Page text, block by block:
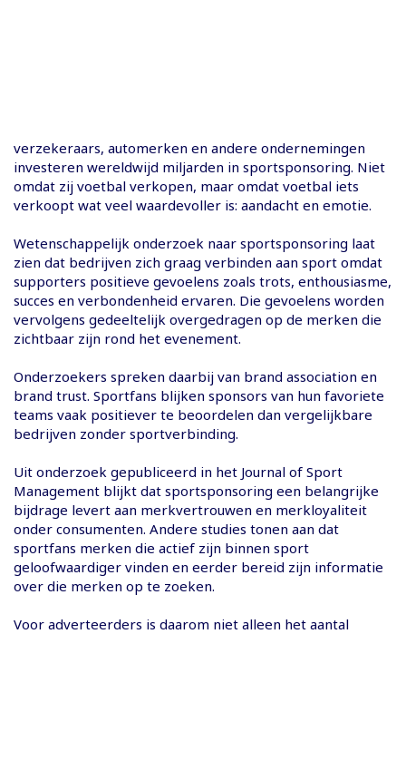
verzekeraars, automerken en andere ondernemingen
investeren wereldwijd miljarden in sportsponsoring. Niet
omdat zij voetbal verkopen, maar omdat voetbal iets
verkoopt wat veel waardevoller is: aandacht en emotie.
Wetenschappelijk onderzoek naar sportsponsoring laat
zien dat bedrijven zich graag verbinden aan sport omdat
supporters positieve gevoelens zoals trots, enthousiasme,
succes en verbondenheid ervaren. Die gevoelens worden
vervolgens gedeeltelijk overgedragen op de merken die
zichtbaar zijn rond het evenement.
Onderzoekers spreken daarbij van brand association en
brand trust. Sportfans blijken sponsors van hun favoriete
teams vaak positiever te beoordelen dan vergelijkbare
bedrijven zonder sportverbinding.
Uit onderzoek gepubliceerd in het Journal of Sport
Management blijkt dat sportsponsoring een belangrijke
bijdrage levert aan merkvertrouwen en merkloyaliteit
onder consumenten. Andere studies tonen aan dat
sportfans merken die actief zijn binnen sport
geloofwaardiger vinden en eerder bereid zijn informatie
over die merken op te zoeken.
Voor adverteerders is daarom niet alleen het aantal